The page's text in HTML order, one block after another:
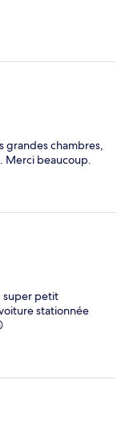
grandes chambres,
Merci beaucoup.
super petit
stationnée